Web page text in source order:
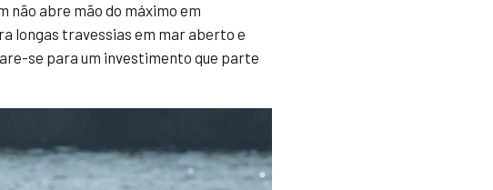
não abre mão do máximo em
longas travessias em mar aberto e
se para um investimento que parte